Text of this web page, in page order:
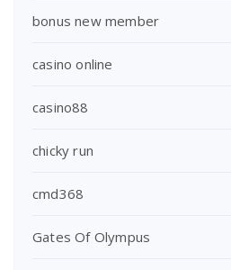
bonus new member
casino online
casino88
chicky run
cmd368
Gates Of Olympus